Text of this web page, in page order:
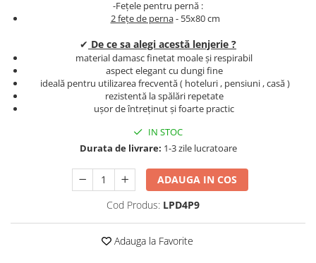
Set Lenjerie Pat Blanita Iepure, 6
Lenjerii De Pat Premium Collection
Set Lenjerie De Pat, 7 Piese, Cu
Pilota / Cuvertura Inclusa
Set Lenjerie De Pat Jacquard Regal,
Lenjerii Damasc Egiptean King Size
Lenjerii De Pat, Finet Premium, 1
Lenjerii De Pat Damasc 1 Persoana
Lenjerii De Pat, Imprimeu 3D, 1
-Fețele pentru pernă :
2 fețe de perna- 55x80 cm
✔ De ce sa alegi acestă lenjerie ?
material damasc finetat moale și respirabil
aspect elegant cu dungi fine
ideală pentru utilizarea frecventă ( hoteluri , pensiuni , casă )
rezistentă la spălări repetate
ușor de întreținut și foarte practic
IN STOC
Durata de livrare: 1-3 zile lucratoare
ADAUGA IN COS
Cod Produs: LPD4P9
Adauga la Favorite